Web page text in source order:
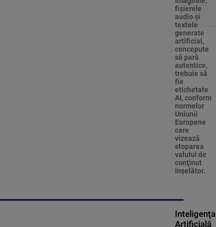
fişierele
audio şi
textele
generate
artificial,
concepute
să pară
autentice,
trebuie să
fie
etichetate
AI, conform
normelor
Uniunii
Europene
care
vizează
stoparea
valului de
conţinut
înşelător.
Inteligenţa
Artificială